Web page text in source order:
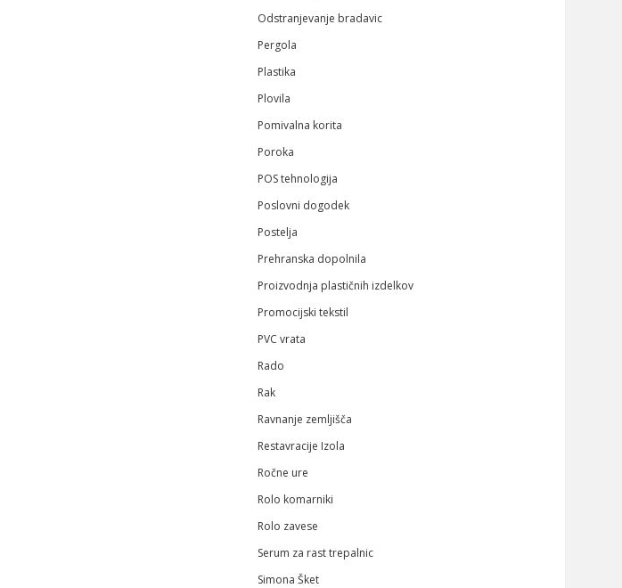
Odstranjevanje bradavic
Pergola
Plastika
Plovila
Pomivalna korita
Poroka
POS tehnologija
Poslovni dogodek
Postelja
Prehranska dopolnila
Proizvodnja plastičnih izdelkov
Promocijski tekstil
PVC vrata
Rado
Rak
Ravnanje zemljišča
Restavracije Izola
Ročne ure
Rolo komarniki
Rolo zavese
Serum za rast trepalnic
Simona Šket